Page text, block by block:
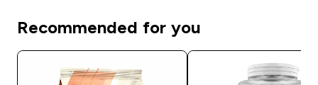
Recommended for you